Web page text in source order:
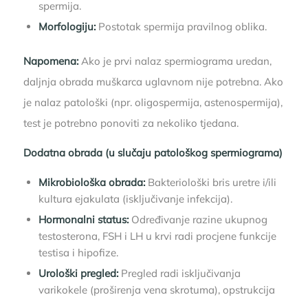
spermija.
Morfologiju:Postotak spermija pravilnog oblika.
Napomena:Ako je prvi nalaz spermiograma uredan,
daljnja obrada muškarca uglavnom nije potrebna. Ako
je nalaz patološki (npr. oligospermija, astenospermija),
test je potrebno ponoviti za nekoliko tjedana.
Dodatna obrada (u slučaju patološkog spermiograma)
Mikrobiološka obrada:Bakteriološki bris uretre i/ili
kultura ejakulata (isključivanje infekcija).
Hormonalni status:Određivanje razine ukupnog
testosterona, FSH i LH u krvi radi procjene funkcije
testisa i hipofize.
Urološki pregled:Pregled radi isključivanja
varikokele (proširenja vena skrotuma), opstrukcija